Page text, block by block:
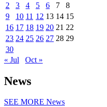
2
3 4 5 6 7
8
9
10 11 12 13 14 15
16 17 18 19 20 21 22
23 24 25 26 27 28 29
30
« Jul
Oct »
News
SEE MORE News